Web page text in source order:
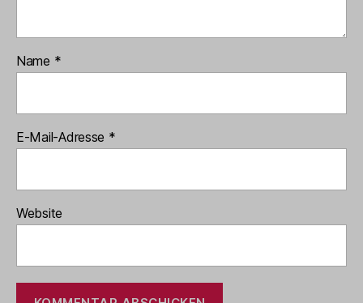
Name *
E-Mail-Adresse *
Website